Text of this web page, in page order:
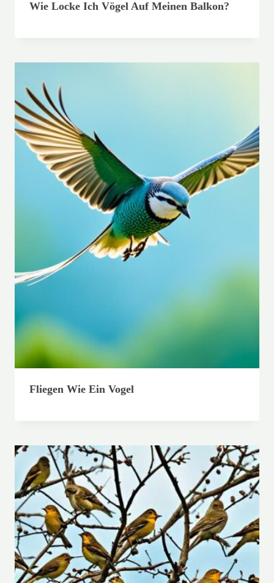
Wie Locke Ich Vögel Auf Meinen Balkon?
Fliegen Wie Ein Vogel